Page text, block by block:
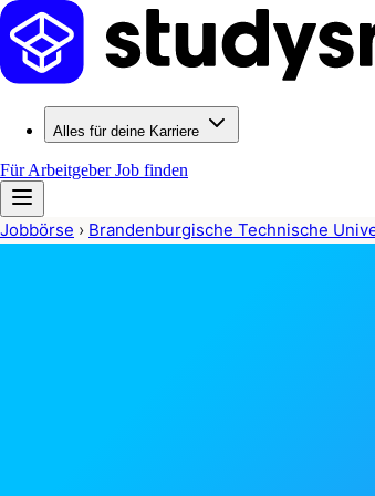
Alles für deine Karriere
Für ArbeitgeberJob finden
Jobbörse › Brandenburgische Technische